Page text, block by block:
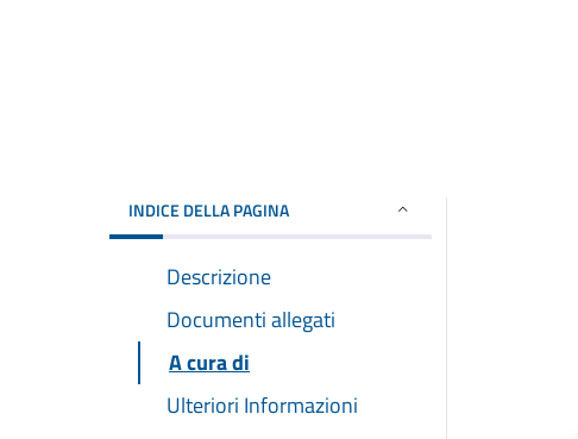
INDICE DELLA PAGINA
Descrizione
Documenti allegati
A cura di
Ulteriori Informazioni